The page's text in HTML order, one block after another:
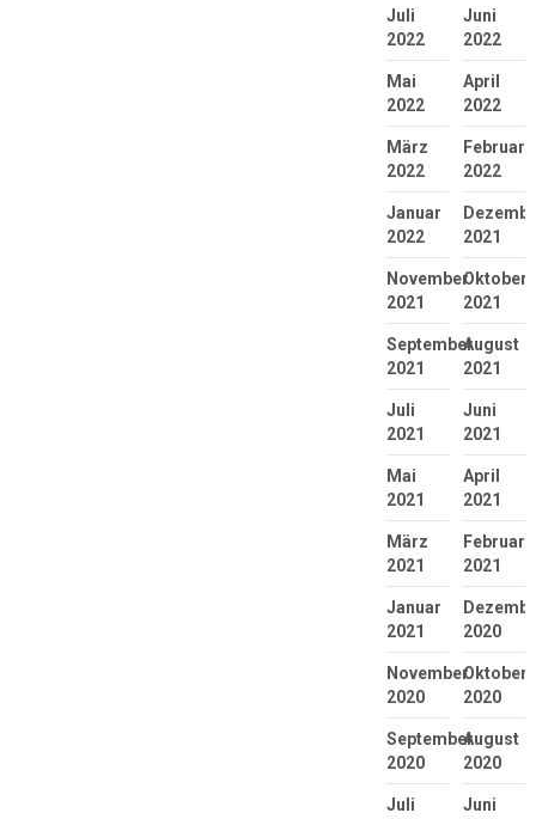
Juli
2022
Juni
2022
Mai
2022
April
2022
März
2022
Februar
2022
Januar
2022
2021
November
2021
Oktober
2021
September
2021
August
2021
Juli
2021
Juni
2021
Mai
2021
April
2021
März
2021
Februar
2021
Januar
2021
2020
November
2020
Oktober
2020
September
2020
August
2020
Juli
Juni